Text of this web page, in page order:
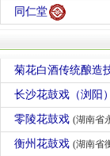
同仁堂
菊花白酒传统酿造
长沙花鼓戏（浏阳
零陵花鼓戏 (湖南省
衡州花鼓戏 (湖南省